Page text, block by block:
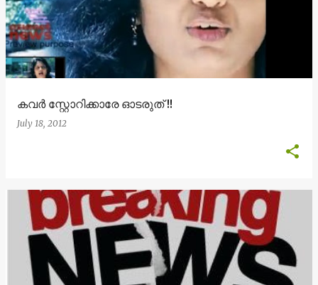
കവര്‍ സ്റ്റോറിക്കാരേ ഓടരുത് !!
July 18, 2012